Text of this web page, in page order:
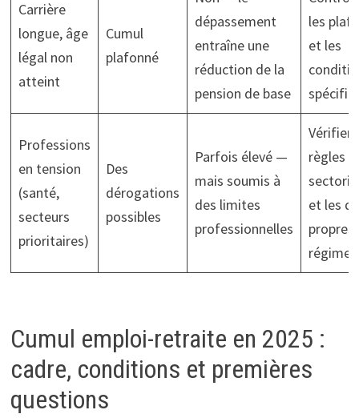
Carrière
longue, âge
légal non
atteint
Cumul
plafonné
dépassement
entraîne une
réduction de la
pension de base
les
et les
Professions
en tension
(santé,
secteurs
prioritaires)
Des
dérogations
possibles
Parfois élevé —
mais soumis à
des limites
professionnelles
Vérifier
règles
et les
propres
régime
Cumul emploi-retraite en 2025 :
cadre, conditions et premières
questions